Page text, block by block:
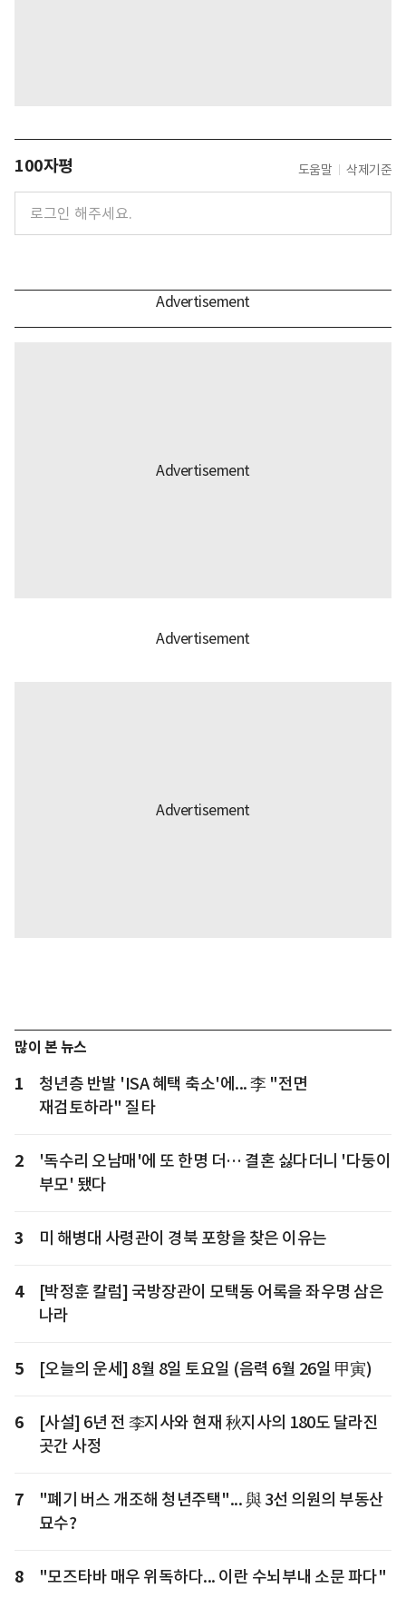
100자평 도움말 삭제기준
많이 본 뉴스
1
청년층 반발 'ISA 혜택 축소'에... 李 "전면
재검토하라" 질타
2
'독수리 오남매'에 또 한명 더… 결혼 싫다더니 '다둥이
부모' 됐다
3 미 해병대 사령관이 경북 포항을 찾은 이유는
4
[박정훈 칼럼] 국방장관이 모택동 어록을 좌우명 삼은
나라
5 [오늘의 운세] 8월 8일 토요일 (음력 6월 26일 甲寅)
6
[사설] 6년 전 李지사와 현재 秋지사의 180도 달라진
곳간 사정
7
"폐기 버스 개조해 청년주택"... 與 3선 의원의 부동산
묘수?
8 "모즈타바 매우 위독하다... 이란 수뇌부내 소문 파다"